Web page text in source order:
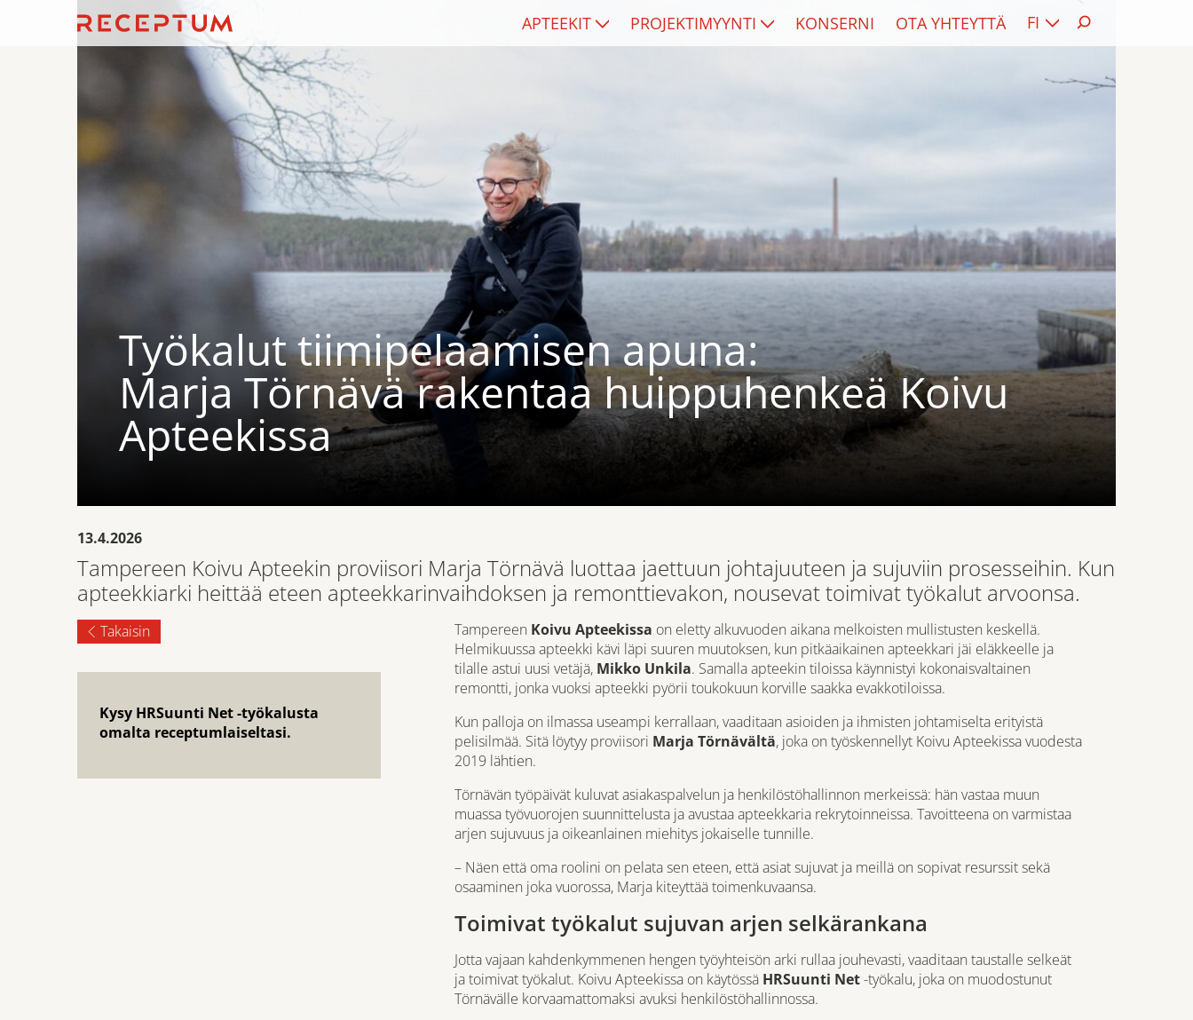
APTEEKIT PROJEKTIMYYNTI KONSERNI OTA YHTEYTTÄ FI
Työkalut tiimipelaamisen apuna:
Marja Törnävä rakentaa huippuhenkeä Koivu
Apteekissa
13.4.2026
Tampereen Koivu Apteekin proviisori Marja Törnävä luottaa jaettuun johtajuuteen ja sujuviin prosesseihin. Kun
apteekkiarki heittää eteen apteekkarinvaihdoksen ja remonttievakon, nousevat toimivat työkalut arvoonsa.
Takaisin
Kysy HRSuunti Net -työkalusta
omalta receptumlaiseltasi.
Tampereen Koivu Apteekissa on eletty alkuvuoden aikana melkoisten mullistusten keskellä.
Helmikuussa apteekki kävi läpi suuren muutoksen, kun pitkäaikainen apteekkari jäi eläkkeelle ja
tilalle astui uusi vetäjä, Mikko Unkila. Samalla apteekin tiloissa käynnistyi kokonaisvaltainen
remontti, jonka vuoksi apteekki pyörii toukokuun korville saakka evakkotiloissa.
Kun palloja on ilmassa useampi kerrallaan, vaaditaan asioiden ja ihmisten johtamiselta erityistä
pelisilmää. Sitä löytyy proviisori Marja Törnävältä, joka on työskennellyt Koivu Apteekissa vuodesta
2019 lähtien.
Törnävän työpäivät kuluvat asiakaspalvelun ja henkilöstöhallinnon merkeissä: hän vastaa muun
muassa työvuorojen suunnittelusta ja avustaa apteekkaria rekrytoinneissa. Tavoitteena on varmistaa
arjen sujuvuus ja oikeanlainen miehitys jokaiselle tunnille.
– Näen että oma roolini on pelata sen eteen, että asiat sujuvat ja meillä on sopivat resurssit sekä
osaaminen joka vuorossa, Marja kiteyttää toimenkuvaansa.
Toimivat työkalut sujuvan arjen selkärankana
Jotta vajaan kahdenkymmenen hengen työyhteisön arki rullaa jouhevasti, vaaditaan taustalle selkeät
ja toimivat työkalut. Koivu Apteekissa on käytössä HRSuunti Net-työkalu, joka on muodostunut
Törnävälle korvaamattomaksi avuksi henkilöstöhallinnossa.